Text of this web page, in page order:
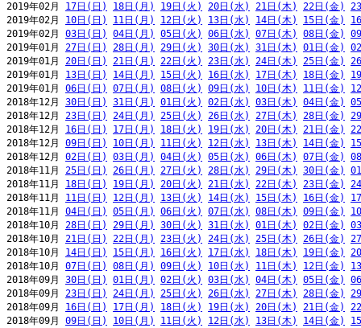
2019年02月 17日(日) 18日(月) 19日(火) 20日(水) 21日(木) 22日(金)
2019年02月 10日(日) 11日(月) 12日(火) 13日(水) 14日(木) 15日(金)
2019年02月 03日(日) 04日(月) 05日(火) 06日(水) 07日(木) 08日(金)
2019年01月 27日(日) 28日(月) 29日(火) 30日(水) 31日(木) 01日(金)
2019年01月 20日(日) 21日(月) 22日(火) 23日(水) 24日(木) 25日(金)
2019年01月 13日(日) 14日(月) 15日(火) 16日(水) 17日(木) 18日(金)
2019年01月 06日(日) 07日(月) 08日(火) 09日(水) 10日(木) 11日(金)
2018年12月 30日(日) 31日(月) 01日(火) 02日(水) 03日(木) 04日(金)
2018年12月 23日(日) 24日(月) 25日(火) 26日(水) 27日(木) 28日(金)
2018年12月 16日(日) 17日(月) 18日(火) 19日(水) 20日(木) 21日(金)
2018年12月 09日(日) 10日(月) 11日(火) 12日(水) 13日(木) 14日(金)
2018年12月 02日(日) 03日(月) 04日(火) 05日(水) 06日(木) 07日(金)
2018年11月 25日(日) 26日(月) 27日(火) 28日(水) 29日(木) 30日(金)
2018年11月 18日(日) 19日(月) 20日(火) 21日(水) 22日(木) 23日(金)
2018年11月 11日(日) 12日(月) 13日(火) 14日(水) 15日(木) 16日(金)
2018年11月 04日(日) 05日(月) 06日(火) 07日(水) 08日(木) 09日(金)
2018年10月 28日(日) 29日(月) 30日(火) 31日(水) 01日(木) 02日(金)
2018年10月 21日(日) 22日(月) 23日(火) 24日(水) 25日(木) 26日(金)
2018年10月 14日(日) 15日(月) 16日(火) 17日(水) 18日(木) 19日(金)
2018年10月 07日(日) 08日(月) 09日(火) 10日(水) 11日(木) 12日(金)
2018年09月 30日(日) 01日(月) 02日(火) 03日(水) 04日(木) 05日(金)
2018年09月 23日(日) 24日(月) 25日(火) 26日(水) 27日(木) 28日(金)
2018年09月 16日(日) 17日(月) 18日(火) 19日(水) 20日(木) 21日(金)
2018年09月 09日(日) 10日(月) 11日(火) 12日(水) 13日(木) 14日(金)